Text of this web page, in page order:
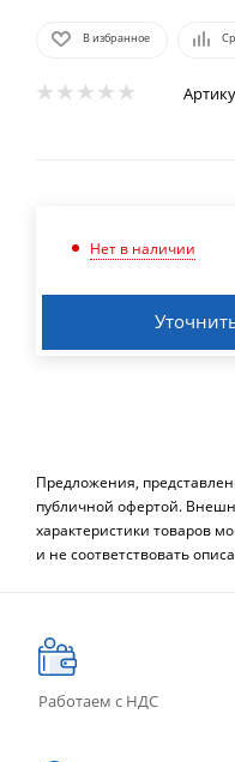
В избранное
Нет в наличии
Предложения,
публичной офертой.
характеристики товаров
и не соответствовать
Работаем с НДС